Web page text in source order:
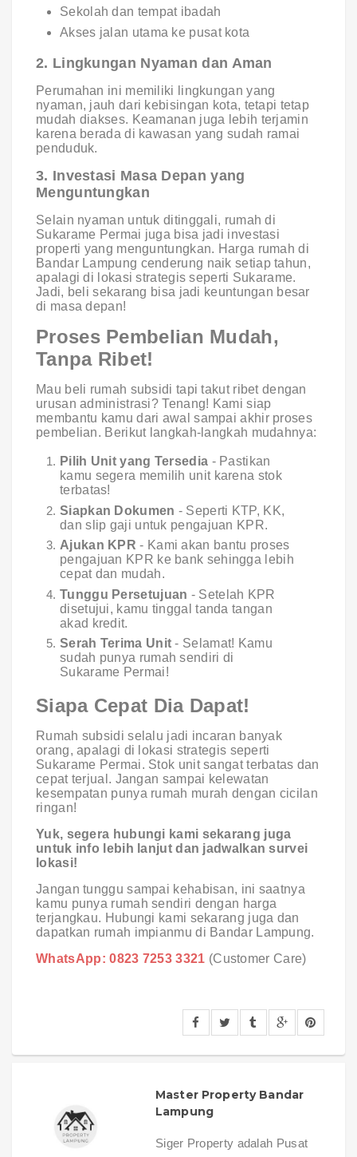
Sekolah dan tempat ibadah
Akses jalan utama ke pusat kota
2. Lingkungan Nyaman dan Aman
Perumahan ini memiliki lingkungan yang
nyaman, jauh dari kebisingan kota, tetapi tetap
mudah diakses. Keamanan juga lebih terjamin
karena berada di kawasan yang sudah ramai
penduduk.
3. Investasi Masa Depan yang
Menguntungkan
Selain nyaman untuk ditinggali, rumah di
Sukarame Permai juga bisa jadi investasi
properti yang menguntungkan. Harga rumah di
Bandar Lampung cenderung naik setiap tahun,
apalagi di lokasi strategis seperti Sukarame.
Jadi, beli sekarang bisa jadi keuntungan besar
di masa depan!
Proses Pembelian Mudah,
Tanpa Ribet!
Mau beli rumah subsidi tapi takut ribet dengan
urusan administrasi? Tenang! Kami siap
membantu kamu dari awal sampai akhir proses
pembelian. Berikut langkah-langkah mudahnya:
Pilih Unit yang Tersedia - Pastikan
kamu segera memilih unit karena stok
terbatas!
Siapkan Dokumen - Seperti KTP, KK,
dan slip gaji untuk pengajuan KPR.
Ajukan KPR - Kami akan bantu proses
pengajuan KPR ke bank sehingga lebih
cepat dan mudah.
Tunggu Persetujuan - Setelah KPR
disetujui, kamu tinggal tanda tangan
akad kredit.
Serah Terima Unit - Selamat! Kamu
sudah punya rumah sendiri di
Sukarame Permai!
Siapa Cepat Dia Dapat!
Rumah subsidi selalu jadi incaran banyak
orang, apalagi di lokasi strategis seperti
Sukarame Permai. Stok unit sangat terbatas dan
cepat terjual. Jangan sampai kelewatan
kesempatan punya rumah murah dengan cicilan
ringan!
Yuk, segera hubungi kami sekarang juga
untuk info lebih lanjut dan jadwalkan survei
lokasi!
Jangan tunggu sampai kehabisan, ini saatnya
kamu punya rumah sendiri dengan harga
terjangkau. Hubungi kami sekarang juga dan
dapatkan rumah impianmu di Bandar Lampung.
WhatsApp: 0823 7253 3321 (Customer Care)
Master Property Bandar
Lampung
Siger Property adalah Pusat